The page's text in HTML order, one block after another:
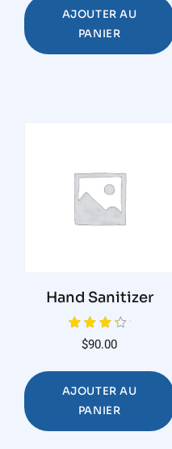
initial
était :
actuel
$18.00.
AJOUTER AU
PANIER
Hand Sanitizer
Note
4.00
$90.00
AJOUTER AU
PANIER